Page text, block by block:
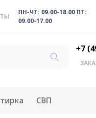
ПН-ЧТ: 09.00-18.00 ПТ:
09.00-17.00
+7
СВП